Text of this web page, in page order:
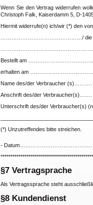
Wenn Sie den Vertrag widerrufen
Christoph Falk, Kaiserdamm 5, D-
Hiermit widerrufe(n) ich/wir (*) den
………………………………………/ die
Bestellt am
erhalten am
Name des/der Verbraucher
Anschrift des/der
Unterschrift des/der Verbraucher(s)
(*) Unzutreffendes bitte streichen.
-
§7 Vertragsprache
Als Vertragssprache steht
§8 Kundendienst